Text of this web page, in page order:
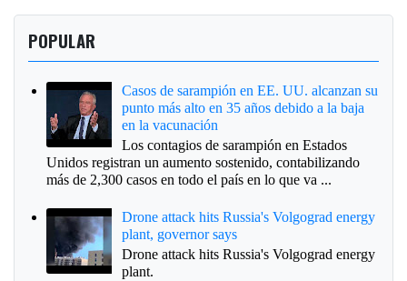
POPULAR
Casos de sarampión en EE. UU. alcanzan su
punto más alto en 35 años debido a la baja
en la vacunación
Los contagios de sarampión en Estados
Unidos registran un aumento sostenido, contabilizando
más de 2,300 casos en todo el país en lo que va ...
Drone attack hits Russia's Volgograd energy
plant, governor says
Drone attack hits Russia's Volgograd energy
plant.